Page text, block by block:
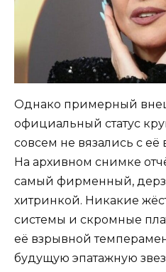
Однако примерный
официальный статус
совсем не вязались с
На архивном снимке
самый фирменный,
хитринкой. Никакие
системы и скромные
её взрывной
будущую эпатажную